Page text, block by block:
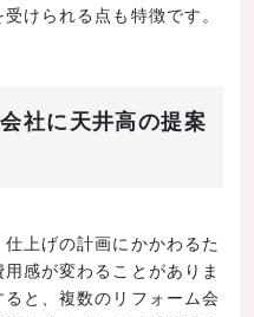
けられる点も特徴です。
社に天井高の提案
上げの計画にかかわるた
感が変わることがありま
と、複数のリフォーム会